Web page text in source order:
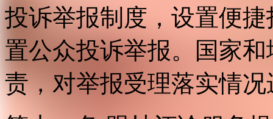
投诉举报制度，设置便
置公众投诉举报。国家
责，对举报受理落实情